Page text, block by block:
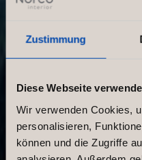
Zustimmung
Diese Webseite
Wir verwenden Cookies,
personalisieren,
können und die Zugriffe